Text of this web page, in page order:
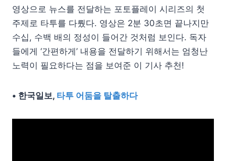
영상으로 뉴스를 전달하는 포토플레이 시리즈의 첫
주제로 타투를 다뤘다. 영상은 2분 30초면 끝나지만
수십, 수백 배의 정성이 들어간 것처럼 보인다. 독자
들에게 ‘간편하게’ 내용을 전달하기 위해서는 엄청난
노력이 필요하다는 점을 보여준 이 기사 추천!
• 한국일보, 타투 어둠을 탈출하다